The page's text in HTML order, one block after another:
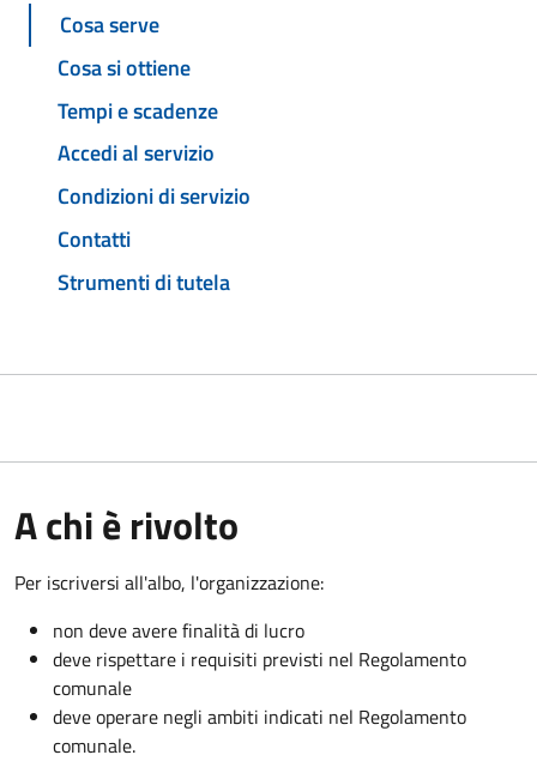
Cosa serve
Cosa si ottiene
Tempi e scadenze
Accedi al servizio
Condizioni di servizio
Contatti
Strumenti di tutela
A chi è rivolto
Per iscriversi all'albo, l'organizzazione:
non deve avere finalità di lucro
deve rispettare i requisiti previsti nel Regolamento
comunale
deve operare negli ambiti indicati nel Regolamento
comunale.